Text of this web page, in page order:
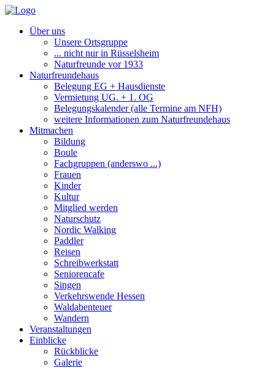
Über uns
Unsere Ortsgruppe
... nicht nur in Rüsselsheim
Naturfreunde vor 1933
Naturfreundehaus
Belegung EG + Hausdienste
Vermietung UG. + 1. OG
Belegungskalender (alle Termine am NFH)
weitere Informationen zum Naturfreundehaus
Mitmachen
Bildung
Boule
Fachgruppen (anderswo ...)
Frauen
Kinder
Kultur
Mitglied werden
Naturschutz
Nordic Walking
Paddler
Reisen
Schreibwerkstatt
Seniorencafe
Singen
Verkehrswende Hessen
Waldabenteuer
Wandern
Veranstaltungen
Einblicke
Rückblicke
Galerie